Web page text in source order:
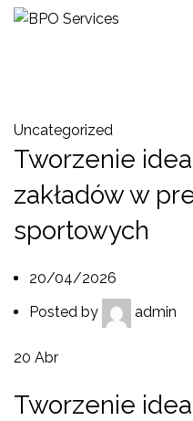
Uncategorized
Tworzenie
zakładów w
sportowych
20/04/2026
Posted by
admin
20 Abr
Tworzenie